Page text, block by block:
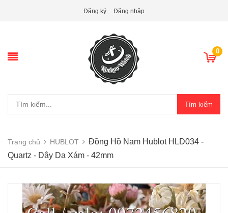
Đăng ký Đăng nhập
0
Tìm kiếm
Trang chủ HUBLOT
Đồng Hồ Nam Hublot HLD034 -
Quartz - Dây Da Xám - 42mm